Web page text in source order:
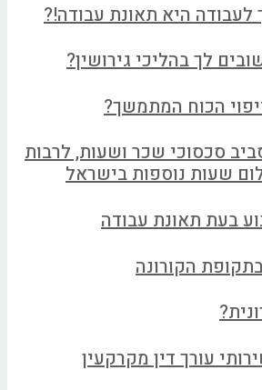
לעבודה היא תאונת עבודה!?
לך בהליכי גירושין?
הכוח המתמשך?
סכסוכי שכר ושעות, לרבות
שעות נוספות בישראל
בעת תאונת עבודה
הקורונה
עורך דין מקרקעין